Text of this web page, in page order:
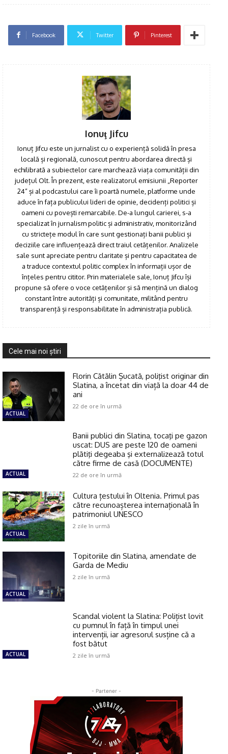
Facebook Twitter Pinterest
Ionuţ Jifcu
Ionuț Jifcu este un jurnalist cu o experiență solidă în presa
locală și regională, cunoscut pentru abordarea directă și
echilibrată a subiectelor care marchează viața comunității din
județul Olt. În prezent, este realizatorul emisiunii „Reporter
24” și al podcastului care îi poartă numele, platforme unde
aduce în fața publicului lideri de opinie, decidenți politici și
oameni cu povești remarcabile. De-a lungul carierei, s-a
specializat în jurnalism politic și administrativ, monitorizând
cu strictețe modul în care sunt gestionați banii publici și
deciziile care influențează direct traiul cetățenilor. Analizele
sale sunt apreciate pentru claritate și pentru capacitatea de
a traduce contextul politic complex în informații ușor de
înțeles pentru cititor. Prin materialele sale, Ionuț Jifcu își
propune să ofere o voce cetățenilor și să mențină un dialog
constant între autorități și comunitate, militând pentru
transparență și responsabilitate în administrația publică.
Cele mai noi ştiri
ACTUAL
Florin Cătălin Șucată, poliţist originar din
Slatina, a încetat din viață la doar 44 de
ani
22 de ore în urmă
ACTUAL
Banii publici din Slatina, tocaţi pe gazon
uscat: DUS are peste 120 de oameni
plătiţi degeaba şi externalizează totul
către firme de casă (DOCUMENTE)
22 de ore în urmă
ACTUAL
Cultura țestului în Oltenia. Primul pas
către recunoașterea internațională în
patrimoniul UNESCO
2 zile în urmă
ACTUAL
Topitoriile din Slatina, amendate de
Garda de Mediu
2 zile în urmă
ACTUAL
Scandal violent la Slatina: Polițist lovit
cu pumnul în față în timpul unei
intervenții, iar agresorul susține că a
fost bătut
2 zile în urmă
- Partener -